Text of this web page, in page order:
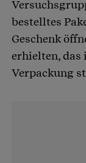
bestelltes
Geschenk
erhielten, das
Verpackung